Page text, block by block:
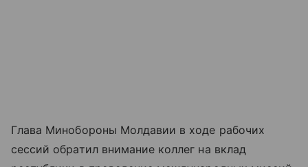
Глава Минобороны Молдавии в ходе рабочих
сессий обратил внимание коллег на вклад